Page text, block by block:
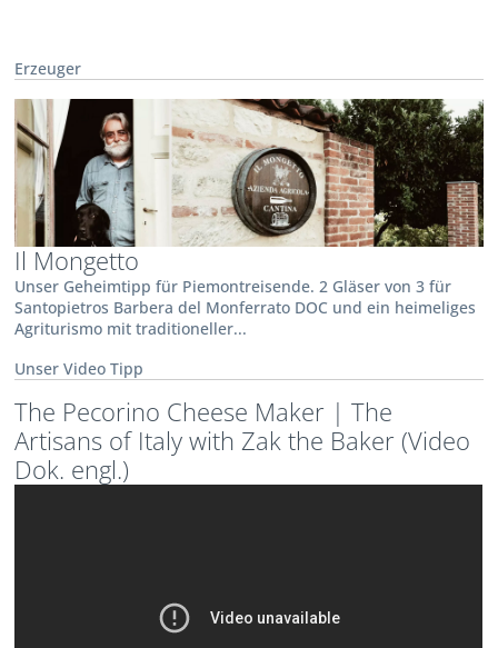
Erzeuger
Il Mongetto
Unser Geheimtipp für Piemontreisende. 2 Gläser von 3 für
Santopietros Barbera del Monferrato DOC und ein heimeliges
Agriturismo mit traditioneller...
Unser Video Tipp
The Pecorino Cheese Maker | The
Artisans of Italy with Zak the Baker (Video
Dok. engl.)